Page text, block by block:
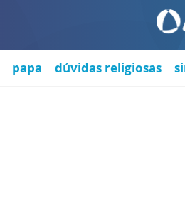
papa dúvidas religiosas